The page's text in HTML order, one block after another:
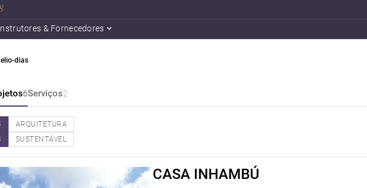
& Fornecedores
dias
6Serviços2
ARQUITETURA
SUSTENTÁVEL
CASA INHAMBÚ